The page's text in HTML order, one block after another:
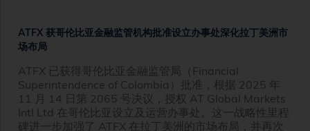
ATFX 获哥伦比亚金融监管机构批准设立办事处深化拉丁美洲市
场布局
ATFX 已获得哥伦比亚金融监管局（Financial
Superintendence of Colombia）批准，根据 2025 年
11 月 14 日第 2065 号决议，授权 AT Global Markets
Intl Ltd 在哥伦比亚设立及运营办事处。这一战略性里程
碑进一步加强了 ATFX 在拉丁美洲的市场布局，并再次